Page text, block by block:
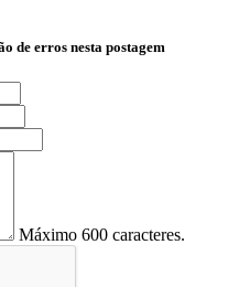
de erros nesta postagem
Máximo 600 caracteres.